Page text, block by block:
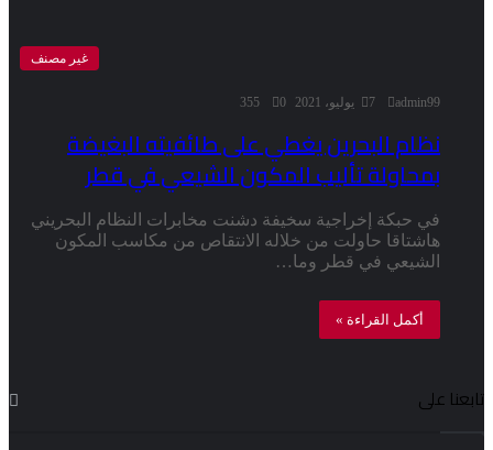
غير مصنف
admin99 7 يوليو، 2021 0
355
نظام البحرين يغطي على طائفيته البغيضة
بمحاولة تأليب المكون الشيعي في قطر
في حبكة إخراجية سخيفة دشنت مخابرات النظام البحريني
هاشتاقا حاولت من خلاله الانتقاص من مكاسب المكون
الشيعي في قطر وما…
أكمل القراءة »
تابعنا على